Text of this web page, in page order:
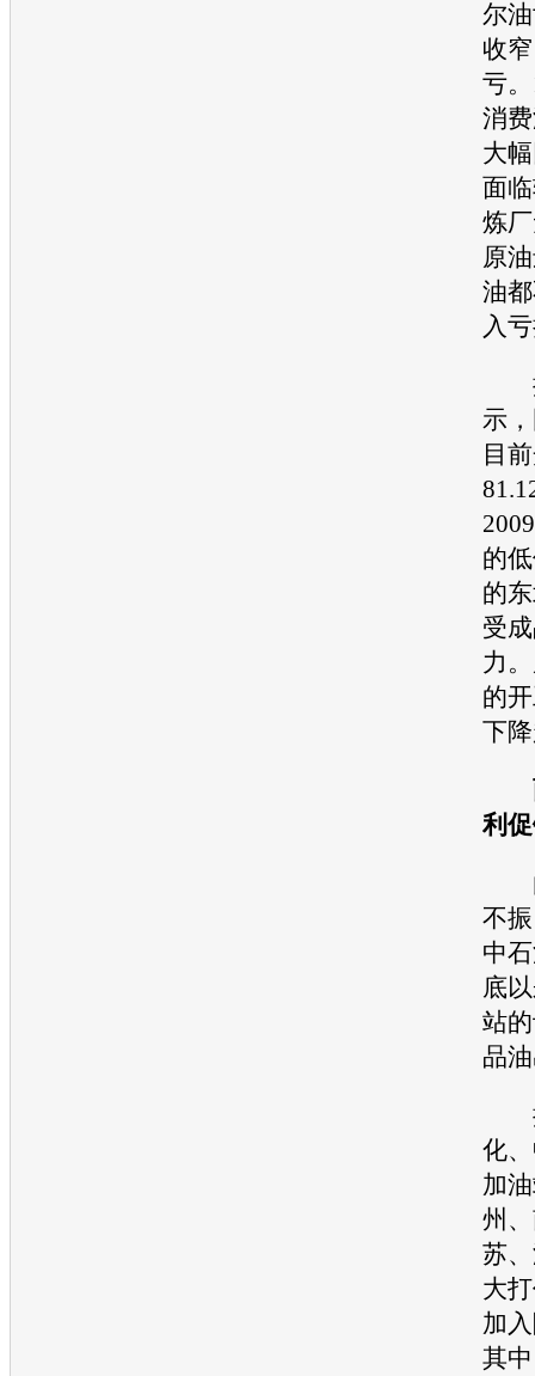
尔
收
亏
消
大
面
炼
原
油
入
据
示
目
的
的
受
力
的
下
两
利
由
不
中
底
站
品
据
化
加
州
苏
大
加
其